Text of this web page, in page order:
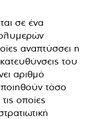
σε ένα
αναπτύσσει η
του
αριθμό
τόσο
οποίες